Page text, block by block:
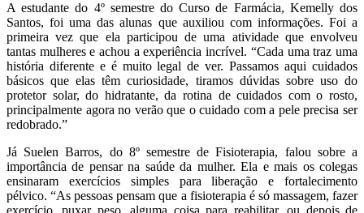
A estudante do 4º semestre do Curso de Farmácia, Kemelly dos
Santos, foi uma das alunas que auxiliou com informações. Foi a
primeira vez que ela participou de uma atividade que envolveu
tantas mulheres e achou a experiência incrível. “Cada uma traz uma
história diferente e é muito legal de ver. Passamos aqui cuidados
básicos que elas têm curiosidade, tiramos dúvidas sobre uso do
protetor solar, do hidratante, da rotina de cuidados com o rosto,
principalmente agora no verão que o cuidado com a pele precisa ser
redobrado.”
Já Suelen Barros, do 8º semestre de Fisioterapia, falou sobre a
importância de pensar na saúde da mulher. Ela e mais os colegas
ensinaram exercícios simples para liberação e fortalecimento
pélvico. “As pessoas pensam que a fisioterapia é só massagem, fazer